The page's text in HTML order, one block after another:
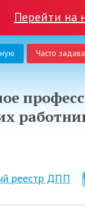
Перейти на
Часто
реестр ДПП